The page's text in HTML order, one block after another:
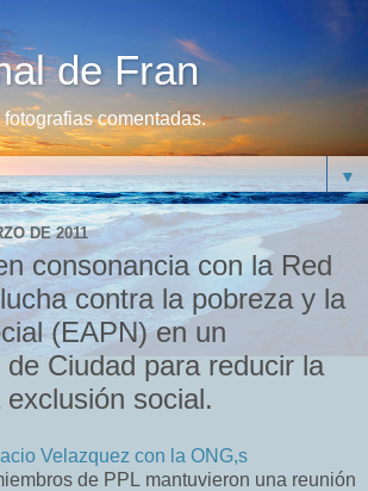
de Fran
comentadas.
▼
DE 2011
consonancia con la Red
contra la pobreza y la
(EAPN) en un
Ciudad para reducir la
social.
de PPL mantuvieron una reunión